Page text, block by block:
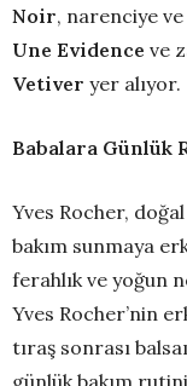
Noir, narenciye
Une Evidence ve
Vetiver yer alıyor.
Babalara Günlük
Yves Rocher,
bakım sunmaya
ferahlık ve yoğun
Yves Rocher’nin
tıraş sonrası